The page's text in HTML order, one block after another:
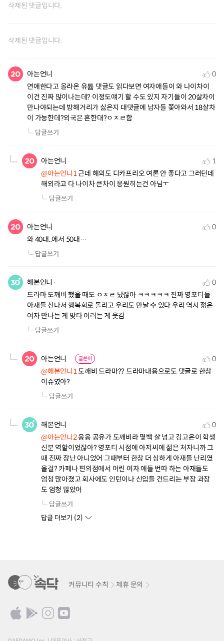
삭제된 댓글입니다.
삭제된 댓글입니다.
아는언니
0
연애한다고 올라온 유튭 댓글도 읽다보면 여자애들이 와 나이차이
이건 진짜 많이나는데? 이정도얘기 할 수도 있지 자기들이 20살차이
만나야되는데 방해거리가 싫은지 대댓글에 남자들 쫓아와서 18살차
이 가능한데?외국은 흔한대?ㅇㅈㄹ함
답글쓰기
아는언니
1
@아는언니1 근데 해외도 디카프리오 여론 안 좋다고 그러던데
해외라고 다 나이차 큰차이 응원히는건 아님ㅜ
답글쓰기
아는언니
0
와 40대..에서 50대…
답글쓰기
해본언니
0
드라마 도깨비 했을 때도 ㅇㅈㄹ 났잖아 ㅋㅋㅋㅋㅋ 진짜 영포티들
아재들 신나서 행복회로 돌리고 우리도 만날 수 있다 우리 역시 젊은
여자 만나는 게 맞다 이러는 게 웃김
답글쓰기
아는언니 글쓴이
0
@해본언니1 도깨비 드라마?? 드라마내용으로도 댓글로 한참
이슈였아?
답글쓰기
해본언니
0
@아는언니2 응응 공유가 도깨비라 몇백 살 넘고 김고은이 학생
신분 역할이었잖아? 영포티 시점에 아저씨에 젊은 처자니까 그
때 진짜 장난 아니었어 그때부터 한창 더 심하게 아재들 난리였
을걸? 카페나 편의점에서 어린 여자 애들 번따 하는 아재들도
엄청 많아졌고 회사에도 인턴이나 신입들 건드리는 부장 과장
도 엄청 많았어
답글쓰기
답글 더보기 (2)
커뮤니티 수칙 제휴 문의